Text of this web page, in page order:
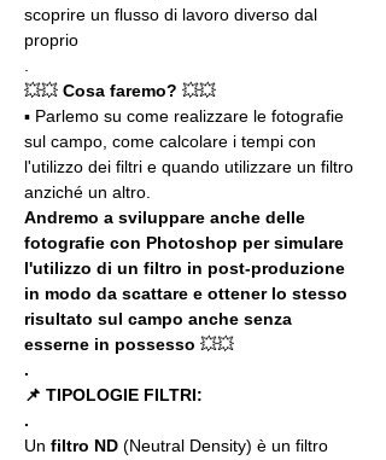
scoprire un flusso di lavoro diverso dal
proprio
💥💥 Cosa faremo? 💥💥
▪️ Parlemo su come realizzare le fotografie
sul campo, come calcolare i tempi con
l'utilizzo dei filtri e quando utilizzare un filtro
anziché un altro.
Andremo a sviluppare anche delle
fotografie con Photoshop per simulare
l'utilizzo di un filtro in post-produzione
in modo da scattare e ottener lo stesso
risultato sul campo anche senza
esserne in possesso 💥💥
.
📌 TIPOLOGIE FILTRI:
.
Un filtro ND (Neutral Density) è un filtro